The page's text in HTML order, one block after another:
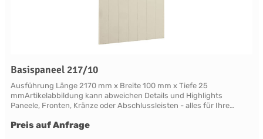
Basispaneel 217/10
Ausführung Länge 2170 mm x Breite 100 mm x Tiefe 25
mmArtikelabbildung kann abweichen Details und Highlights
Paneele, Fronten, Kränze oder Abschlussleisten - alles für Ihre
variablen Ausstattungen und DimensionenNahezu grenzenlose
Preis auf Anfrage